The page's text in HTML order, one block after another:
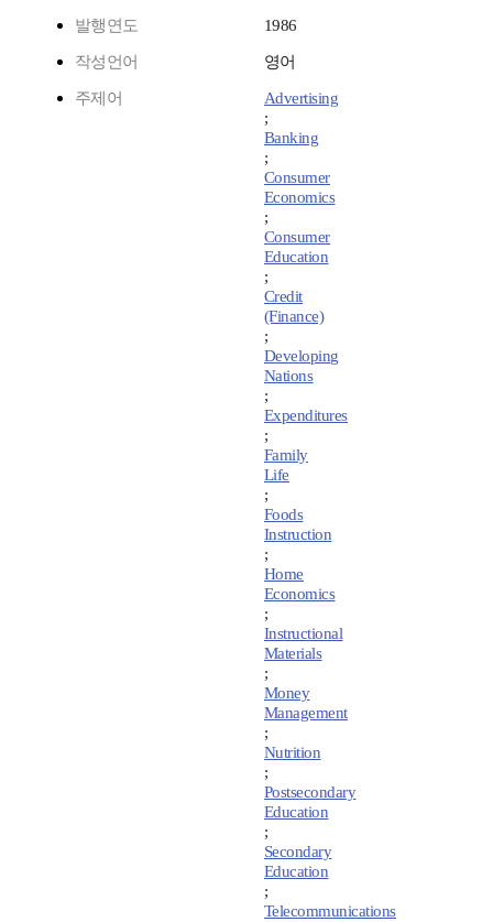
발행연도 1986
작성언어 영어
주제어
Advertising
;
Banking
;
Consumer
Economics
;
Consumer
Education
;
Credit
(Finance)
;
Developing
Nations
;
Expenditures
;
Family
Life
;
Foods
Instruction
;
Home
Economics
;
Instructional
Materials
;
Money
Management
;
Nutrition
;
Postsecondary
Education
;
Secondary
Education
;
Telecommunications